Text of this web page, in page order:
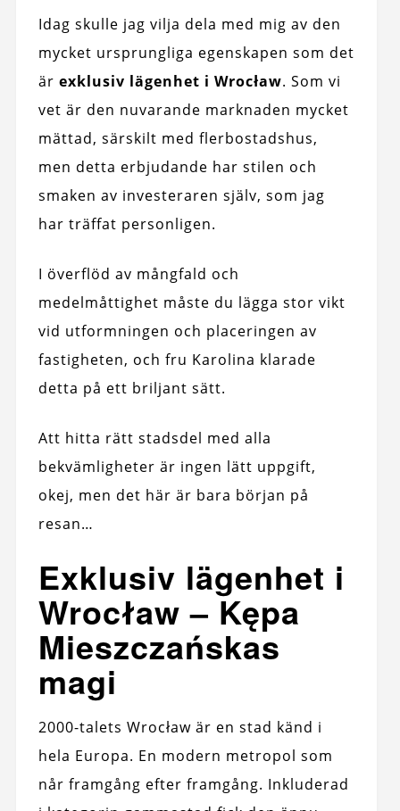
Idag skulle jag vilja dela med mig av den
mycket ursprungliga egenskapen som det
är exklusiv lägenhet i Wrocław. Som vi
vet är den nuvarande marknaden mycket
mättad, särskilt med flerbostadshus,
men detta erbjudande har stilen och
smaken av investeraren själv, som jag
har träffat personligen.
I överflöd av mångfald och
medelmåttighet måste du lägga stor vikt
vid utformningen och placeringen av
fastigheten, och fru Karolina klarade
detta på ett briljant sätt.
Att hitta rätt stadsdel med alla
bekvämligheter är ingen lätt uppgift,
okej, men det här är bara början på
resan…
Exklusiv lägenhet i
Wrocław – Kępa
Mieszczańskas
magi
2000-talets Wrocław är en stad känd i
hela Europa. En modern metropol som
når framgång efter framgång. Inkluderad